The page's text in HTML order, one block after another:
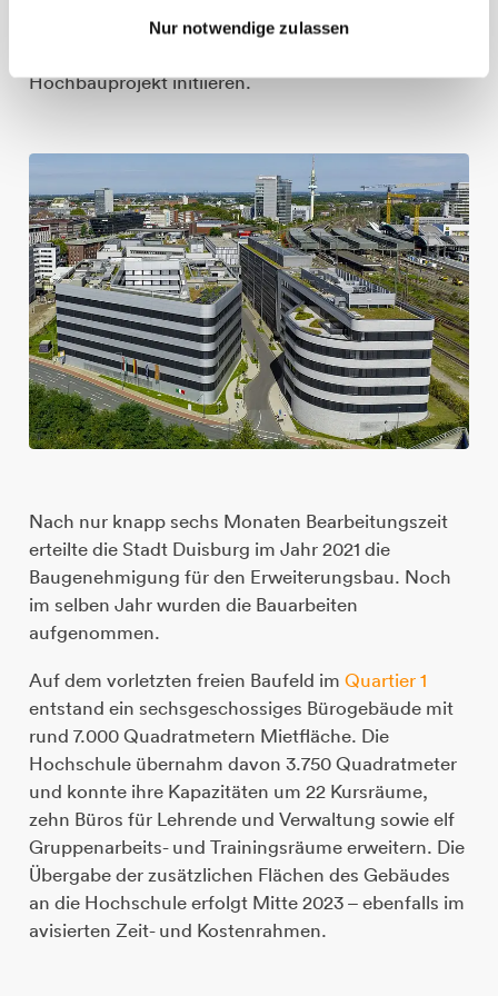
Nur notwendige zulassen
würde. Dank eines angrenzenden, freien
Hochbauprojekt initiieren.
Nach nur knapp sechs Monaten Bearbeitungszeit
erteilte die Stadt Duisburg im Jahr 2021 die
Baugenehmigung für den Erweiterungsbau. Noch
im selben Jahr wurden die Bauarbeiten
aufgenommen.
Auf dem vorletzten freien Baufeld im Quartier 1
entstand ein sechsgeschossiges Bürogebäude mit
rund 7.000 Quadratmetern Mietfläche. Die
Hochschule übernahm davon 3.750 Quadratmeter
und konnte ihre Kapazitäten um 22 Kursräume,
zehn Büros für Lehrende und Verwaltung sowie elf
Gruppenarbeits- und Trainingsräume erweitern. Die
Übergabe der zusätzlichen Flächen des Gebäudes
an die Hochschule erfolgt Mitte 2023 – ebenfalls im
avisierten Zeit- und Kostenrahmen.